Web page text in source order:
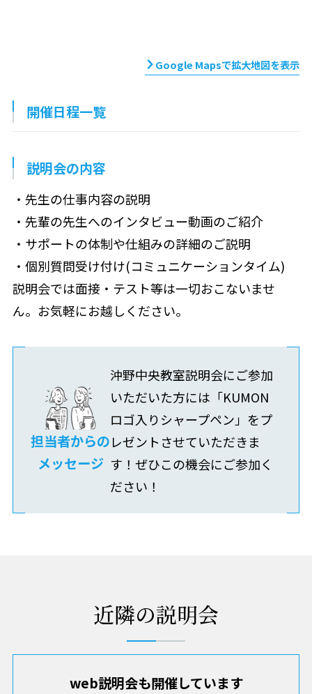
Google Mapsで拡大地図を表示
開催日程一覧
説明会の内容
・先生の仕事内容の説明
・先輩の先生へのインタビュー動画のご紹介
・サポートの体制や仕組みの詳細のご説明
・個別質問受け付け(コミュニケーションタイム)
説明会では面接・テスト等は一切おこないませ
ん。お気軽にお越しください。
担当者からの
メッセージ
沖野中央教室説明会にご参加
いただいた方には「KUMON
ロゴ入りシャープペン」をプ
レゼントさせていただきま
す！ぜひこの機会にご参加く
ださい！
近隣の説明会
web説明会も開催しています